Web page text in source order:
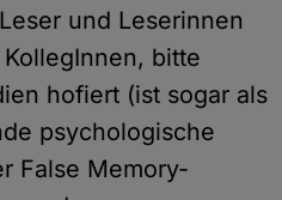
und Leserinnen
bitte
hofiert (ist sogar als
psychologische
False Memory-